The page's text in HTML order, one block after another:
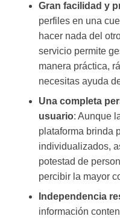
Gran facilidad y
perfiles en una
hacer nada del
servicio permite
manera práctica,
necesitas ayuda
Una completa
usuario: Aunque
plataforma brinda
individualizados,
potestad de
percibir la mayor
Independencia
información